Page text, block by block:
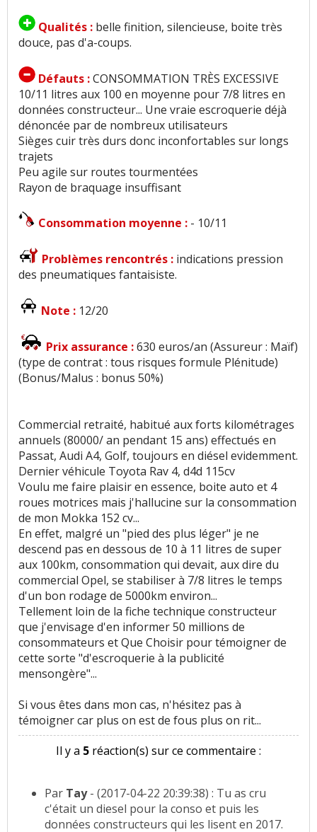
Qualités : belle finition, silencieuse, boite très
douce, pas d'a-coups.
Défauts :CONSOMMATION TRÈS EXCESSIVE
10/11 litres aux 100 en moyenne pour 7/8 litres en
données constructeur... Une vraie escroquerie déjà
dénoncée par de nombreux utilisateurs
Sièges cuir très durs donc inconfortables sur longs
trajets
Peu agile sur routes tourmentées
Rayon de braquage insuffisant
Consommation moyenne : - 10/11
Problèmes rencontrés : indications pression
des pneumatiques fantaisiste.
Note : 12/20
Prix assurance :630 euros/an (Assureur : Maïf)
(type de contrat : tous risques formule Plénitude)
(Bonus/Malus : bonus 50%)
Commercial retraité, habitué aux forts kilométrages
annuels (80000/ an pendant 15 ans) effectués en
Passat, Audi A4, Golf, toujours en diésel evidemment.
Dernier véhicule Toyota Rav 4, d4d 115cv
Voulu me faire plaisir en essence, boite auto et 4
roues motrices mais j'hallucine sur la consommation
de mon Mokka 152 cv...
En effet, malgré un "pied des plus léger" je ne
descend pas en dessous de 10 à 11 litres de super
aux 100km, consommation qui devait, aux dire du
commercial Opel, se stabiliser à 7/8 litres le temps
d'un bon rodage de 5000km environ...
Tellement loin de la fiche technique constructeur
que j'envisage d'en informer 50 millions de
consommateurs et Que Choisir pour témoigner de
cette sorte "d'escroquerie à la publicité
mensongère"...
Si vous êtes dans mon cas, n'hésitez pas à
témoigner car plus on est de fous plus on rit...
Il y a 5 réaction(s) sur ce commentaire :
Par Tay- (2017-04-22 20:39:38) : Tu as cru
c'était un diesel pour la conso et puis les
données constructeurs qui les lisent en 2017.